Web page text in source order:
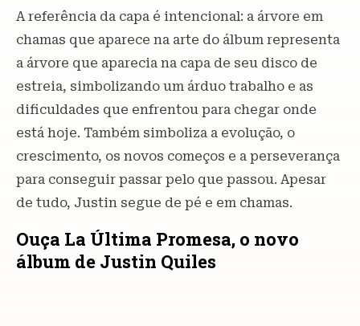
A referência da capa é intencional: a árvore em
chamas que aparece na arte do álbum representa
a árvore que aparecia na capa de seu disco de
estreia, simbolizando um árduo trabalho e as
dificuldades que enfrentou para chegar onde
está hoje. Também simboliza a evolução, o
crescimento, os novos começos e a perseverança
para conseguir passar pelo que passou. Apesar
de tudo, Justin segue de pé e em chamas.
Ouça La Última Promesa, o novo
álbum de Justin Quiles